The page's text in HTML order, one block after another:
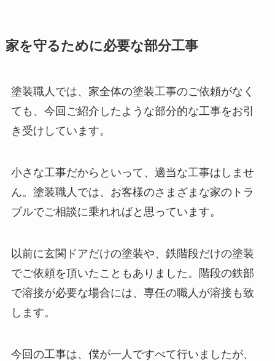
家を守るために必要な部分工事
塗装職人では、家全体の塗装工事のご依頼がなく
ても、今回ご紹介したような部分的な工事をお引
き受けしています。
小さな工事だからといって、適当な工事はしませ
ん。塗装職人では、お客様のさまざまな家のトラ
ブルでご相談に乗れればと思っています。
以前に玄関ドアだけの塗装や、鉄階段だけの塗装
でご依頼を頂いたこともありました。階段の鉄部
で溶接が必要な場合には、専任の職人が溶接も致
します。
今回の工事は、僕が一人ですべて行いましたが、